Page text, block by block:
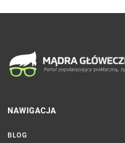
NAWIGACJA
BLOG